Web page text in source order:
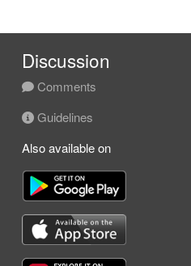
Discussion
Comments
Guidelines
Also available on